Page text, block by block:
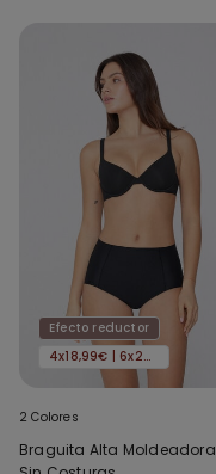
Efecto reductor
4x18,99€ | 6x24,99€
2 Colores
Braguita Alta Moldeadora